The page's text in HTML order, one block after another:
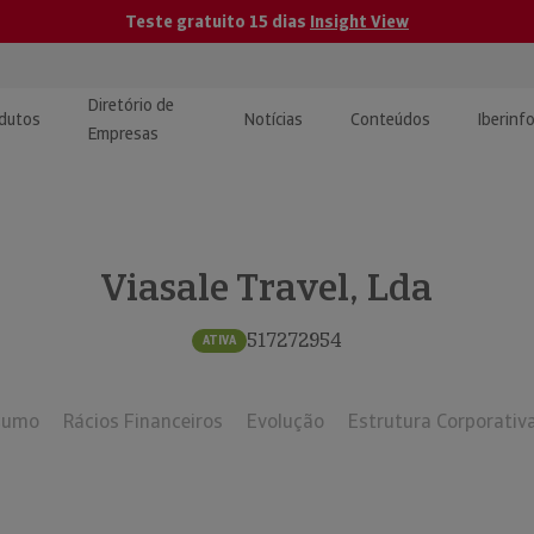
Teste gratuito 15 dias Insight View
e Monitorização de
Diretório de
Empresas
Notícias Conteúdos
| Estudos e
Viasale Travel, Lda
ATIVA 517272954
Rácios Financeiros Evolução Estrutura Corporativa